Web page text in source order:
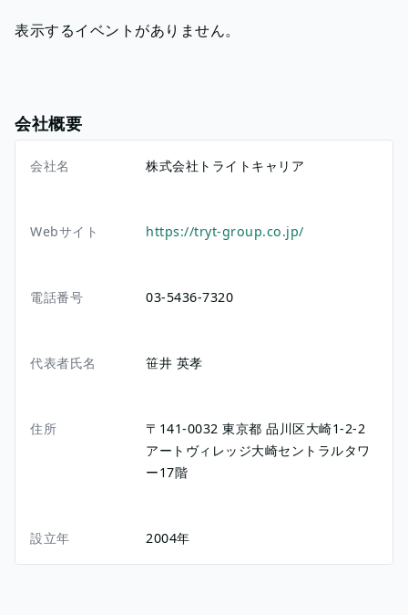
表示するイベントがありません。
会社概要
会社名 株式会社トライトキャリア
Webサイト https://tryt-group.co.jp/
電話番号 03-5436-7320
代表者氏名 笹井 英孝
住所 〒141-0032東京都品川区大崎1-2-2
アートヴィレッジ大崎セントラルタワ
ー17階
設立年 2004年